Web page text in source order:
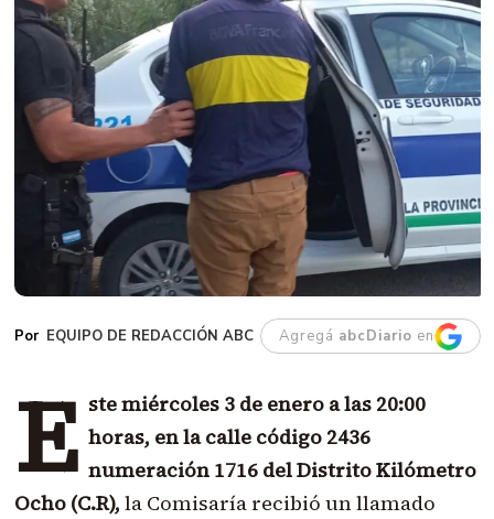
EQUIPO DE REDACCIÓN ABC Agregá abcDiario en
E ste miércoles 3 de enero a las 20:00
horas, en la calle código 2436
numeración 1716 del Distrito Kilómetro
Ocho (C.R), la Comisaría recibió un llamado